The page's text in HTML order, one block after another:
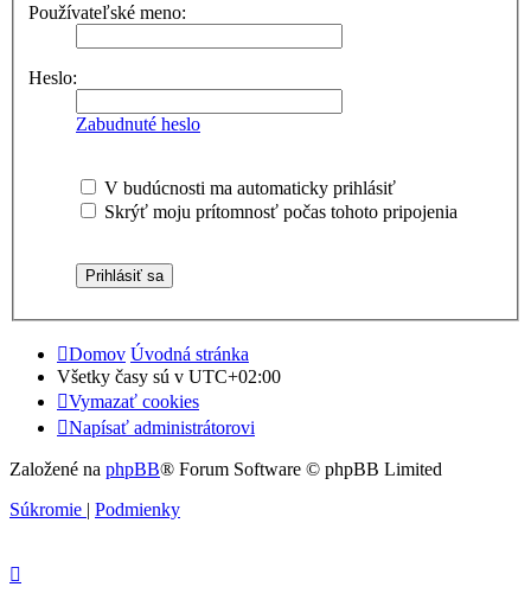
Používateľské meno:
Heslo:
Zabudnuté heslo
V budúcnosti ma automaticky prihlásiť
Skrýť moju prítomnosť počas tohoto pripojenia
Domov Úvodná stránka
Všetky časy sú v UTC+02:00
Vymazať cookies
Napísať administrátorovi
Založené na phpBB® Forum Software © phpBB Limited
Súkromie | Podmienky